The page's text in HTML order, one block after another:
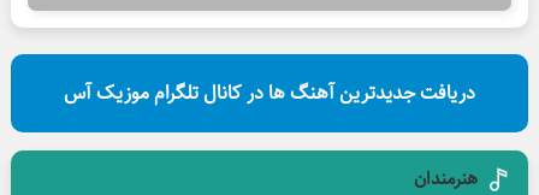
دریافت جدیدترین آهنگ ها در کانال تلگرام موزیک آس
هنرمندان